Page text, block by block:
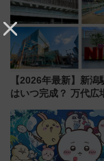
【2026年最新】新潟
はいつ完成？ 万代広
開発、バスタ新潟構
解説！